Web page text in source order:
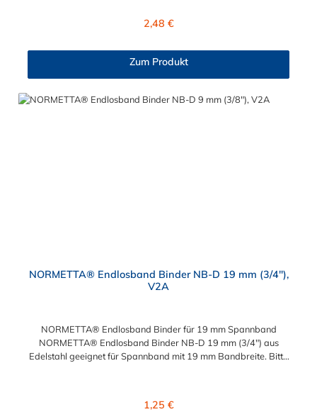
Schraubschlaufe ist sehr einfach zu bedienen und wird ohne
Eine fachgerechte Montage ist nur mit dem Spann- und
Regulärer Preis:
2,48 €
Zum Produkt
NORMETTA® Endlosband Binder NB-D 19 mm (3/4"),
V2A
NORMETTA® Endlosband Binder für 19 mm Spannband
NORMETTA® Endlosband Binder NB-D 19 mm (3/4") aus
Edelstahl geeignet für Spannband mit 19 mm Bandbreite. Bitte
Regulärer Preis:
1,25 €